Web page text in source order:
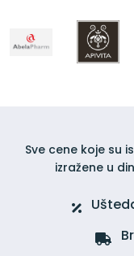
Sve cene koje su
izražene u